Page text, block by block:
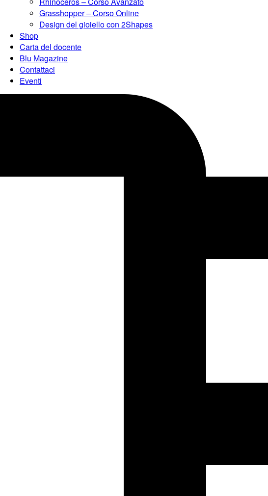
Grasshopper – Corso Online
Design del gioiello con 2Shapes
Shop
Carta del docente
Blu Magazine
Contattaci
Eventi